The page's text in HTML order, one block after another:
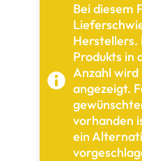
Bei diesem
Herstellers.
Produkts in
Anzahl wird
angezeigt.
vorhanden
ein